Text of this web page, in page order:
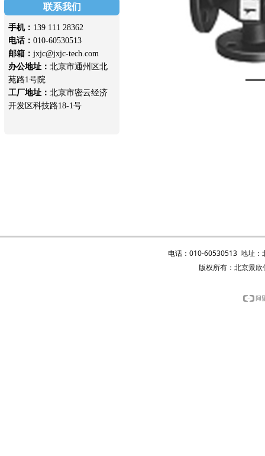
联系我们
手机： 139 111 28362
电话： 010-60530513
邮箱： jxjc@jxjc-tech.com
办公地址： 北京市通州区北
苑路1号院
工厂地址： 北京市密云经济
开发区科技路18-1号
电话：010-60530513 地址：
版权所有：北京景